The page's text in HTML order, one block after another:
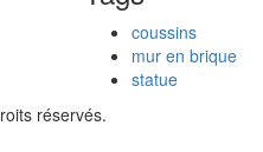
coussins
mur en brique
statue
réservés.